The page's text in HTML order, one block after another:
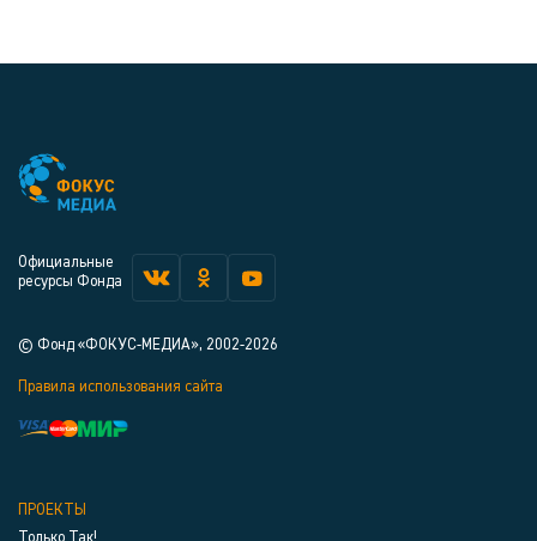
Официальные
ресурсы Фонда
© Фонд «ФОКУС-МЕДИА», 2002-2026
Правила использования сайта
ПРОЕКТЫ
Только Так!